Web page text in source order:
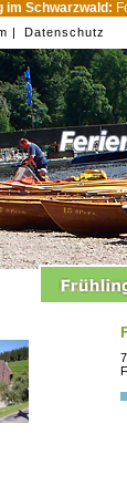
im Schwarzwald:
| Datenschutz